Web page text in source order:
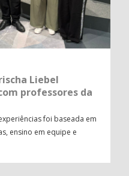
Liebel
professores da
foi baseada em
ensino em equipe e